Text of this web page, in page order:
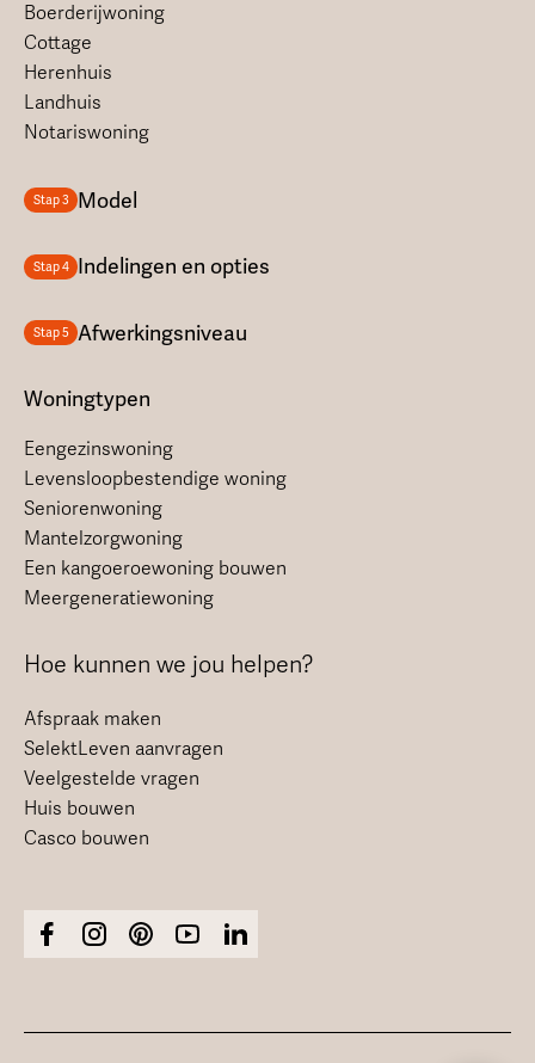
Boerderijwoning
Cottage
Herenhuis
Landhuis
Notariswoning
Stap 3 Model
Stap 4 Indelingen en opties
Stap 5 Afwerkingsniveau
Woningtypen
Eengezinswoning
Levensloopbestendige woning
Seniorenwoning
Mantelzorgwoning
Een kangoeroewoning bouwen
Meergeneratiewoning
Hoe kunnen we jou helpen?
Afspraak maken
SelektLeven aanvragen
Veelgestelde vragen
Huis bouwen
Casco bouwen